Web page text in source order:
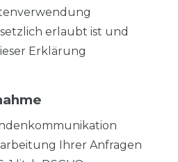
erlaubt ist und
Erklärung
Ihrer Anfragen